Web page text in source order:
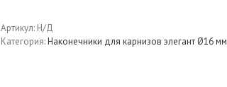
Артикул: Н/Д
Категория:Наконечники для карнизов элегант Ø16 мм